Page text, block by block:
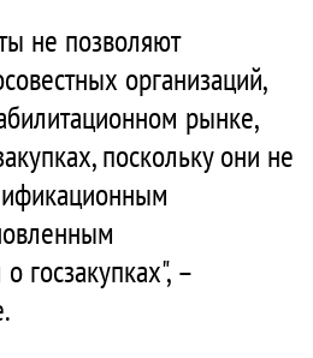
не позволяют
организаций,
рынке,
поскольку они не
госзакупках", –